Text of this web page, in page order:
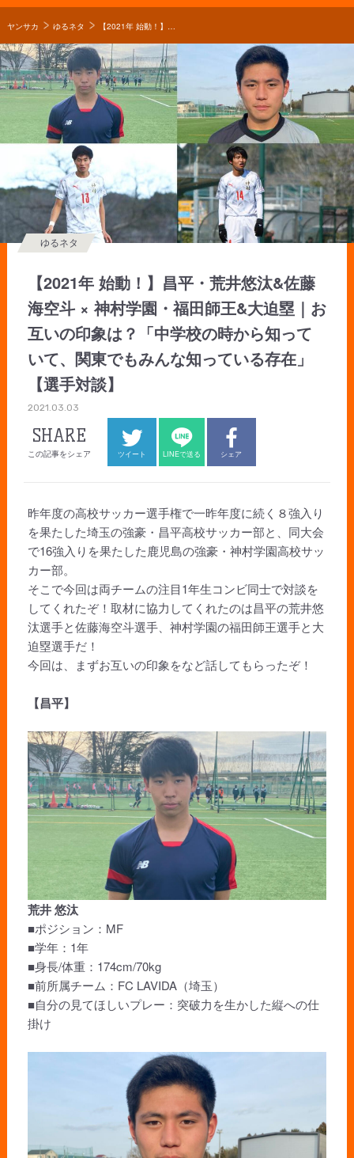
ヤンサカ ゆるネタ 【2021年 始動！】昌平・荒井悠汰&佐藤海空斗 × 神村学園・福田師王&大迫塁｜お互いの印象は？「中学校の時から知っていて、関東でもみんな知っている存在」【選手対談】
【2021年 始動！】昌平・荒井悠汰&佐藤
海空斗 × 神村学園・福田師王&大迫塁｜お
互いの印象は？「中学校の時から知って
いて、関東でもみんな知っている存在」
【選手対談】
ゆるネタ
2021.03.03
SHARE
この記事をシェア ツイート LINEで送る シェア
昨年度の高校サッカー選手権で一昨年度に続く８強入り
を果たした埼玉の強豪・昌平高校サッカー部と、同大会
で16強入りを果たした鹿児島の強豪・神村学園高校サッ
カー部。
そこで今回は両チームの注目1年生コンビ同士で対談を
してくれたぞ！取材に協力してくれたのは昌平の荒井悠
汰選手と佐藤海空斗選手、神村学園の福田師王選手と大
迫塁選手だ！
今回は、まずお互いの印象をなど話してもらったぞ！
【昌平】
荒井 悠汰
■ポジション：MF
■学年：1年
■身長/体重：174cm/70kg
■前所属チーム：FC LAVIDA（埼玉）
■自分の見てほしいプレー：突破力を生かした縦への仕
掛け